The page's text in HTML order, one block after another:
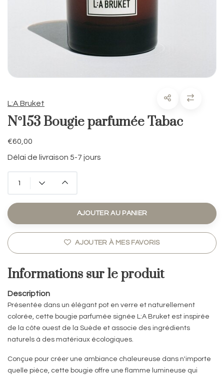
L:A Bruket
N°153 Bougie parfumée Tabac
€60,00
Délai de livraison 5-7 jours
AJOUTER AU PANIER
AJOUTER À MES FAVORIS
Informations sur le produit
Description
Présentée dans un élégant pot en verre et naturellement
colorée, cette bougie parfumée signée L:A Bruket est inspirée
de la côte ouest de la Suède et associe des ingrédients
naturels à des matériaux écologiques.
Conçue pour créer une ambiance chaleureuse dans n'importe
quelle pièce, cette bougie offre une flamme lumineuse qui